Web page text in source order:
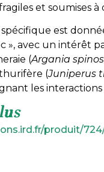
et soumises à
est
», avec un intérêt
(Argania
(Juniperus
les
produit/